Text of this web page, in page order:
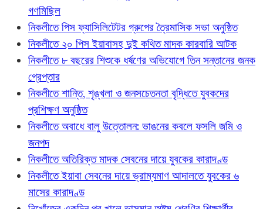
গণমিছিল
নিকলীতে পিস ফ্যাসিলিটেটর গ্রুপের ত্রৈমাসিক সভা অনুষ্ঠিত
নিকলীতে ২০ পিস ইয়াবাসহ দুই কথিত মাদক কারবারি আটক
নিকলীতে ৮ বছরের শিশুকে ধর্ষণের অভিযোগে তিন সন্তানের জনক
গ্রেপ্তার
নিকলীতে শান্তি, শৃঙ্খলা ও জনসচেতনতা বৃদ্ধিতে যুবকদের
প্রশিক্ষণ অনুষ্ঠিত
নিকলীতে অবাধে বালু উত্তোলন: ভাঙনের কবলে ফসলি জমি ও
জনপদ
নিকলীতে অতিরিক্ত মাদক সেবনের দায়ে যুবকের কারাদণ্ড
নিকলীতে ইয়াবা সেবনের দায়ে ভ্রাম্যমাণ আদালতে যুবকের ৬
মাসের কারাদণ্ড